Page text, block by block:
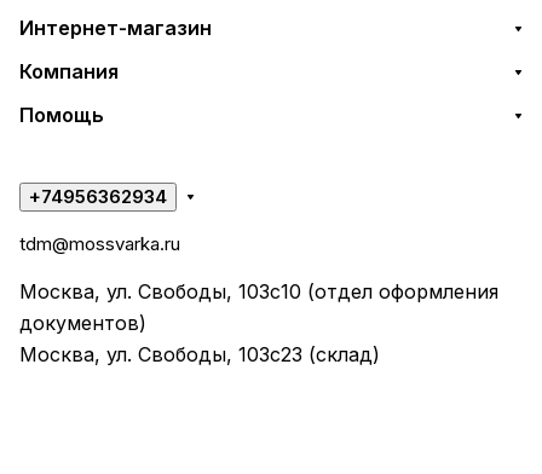
Интернет-магазин
Компания
Помощь
+74956362934
tdm@mossvarka.ru
Москва, ул. Свободы, 103с10 (отдел оформления
документов)
Москва, ул. Свободы, 103с23 (склад)